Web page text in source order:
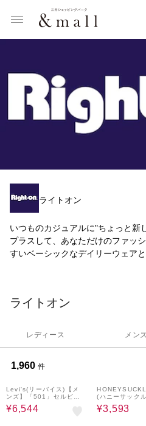
ライトオン
いつものカジュアルに"ちょっと新
プラスして、あなただけのファッ
すいベーシックなデイリーウェア
ライトオン
レディース メン
1,960 件
Levi's(リーバイス)【メ
ンズ】「501」セルビッ
ジデニムストレート
¥6,544
(ハニーサック
【そよラク】ハ
ーブジャケット
¥3,593